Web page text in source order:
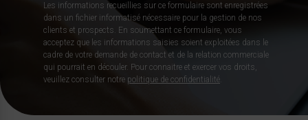
Les informations recueillies sur ce formulaire sont enregistrées
dans un fichier informatisé nécessaire pour la gestion de nos
clients et prospects. En soumettant ce formulaire, vous
acceptez que les informations saisies soient exploitées dans le
cadre de votre demande de contact et de la relation commerciale
qui pourrait en découler. Pour connaitre et exercer vos droits,
veuillez consulter notre politique de confidentialité